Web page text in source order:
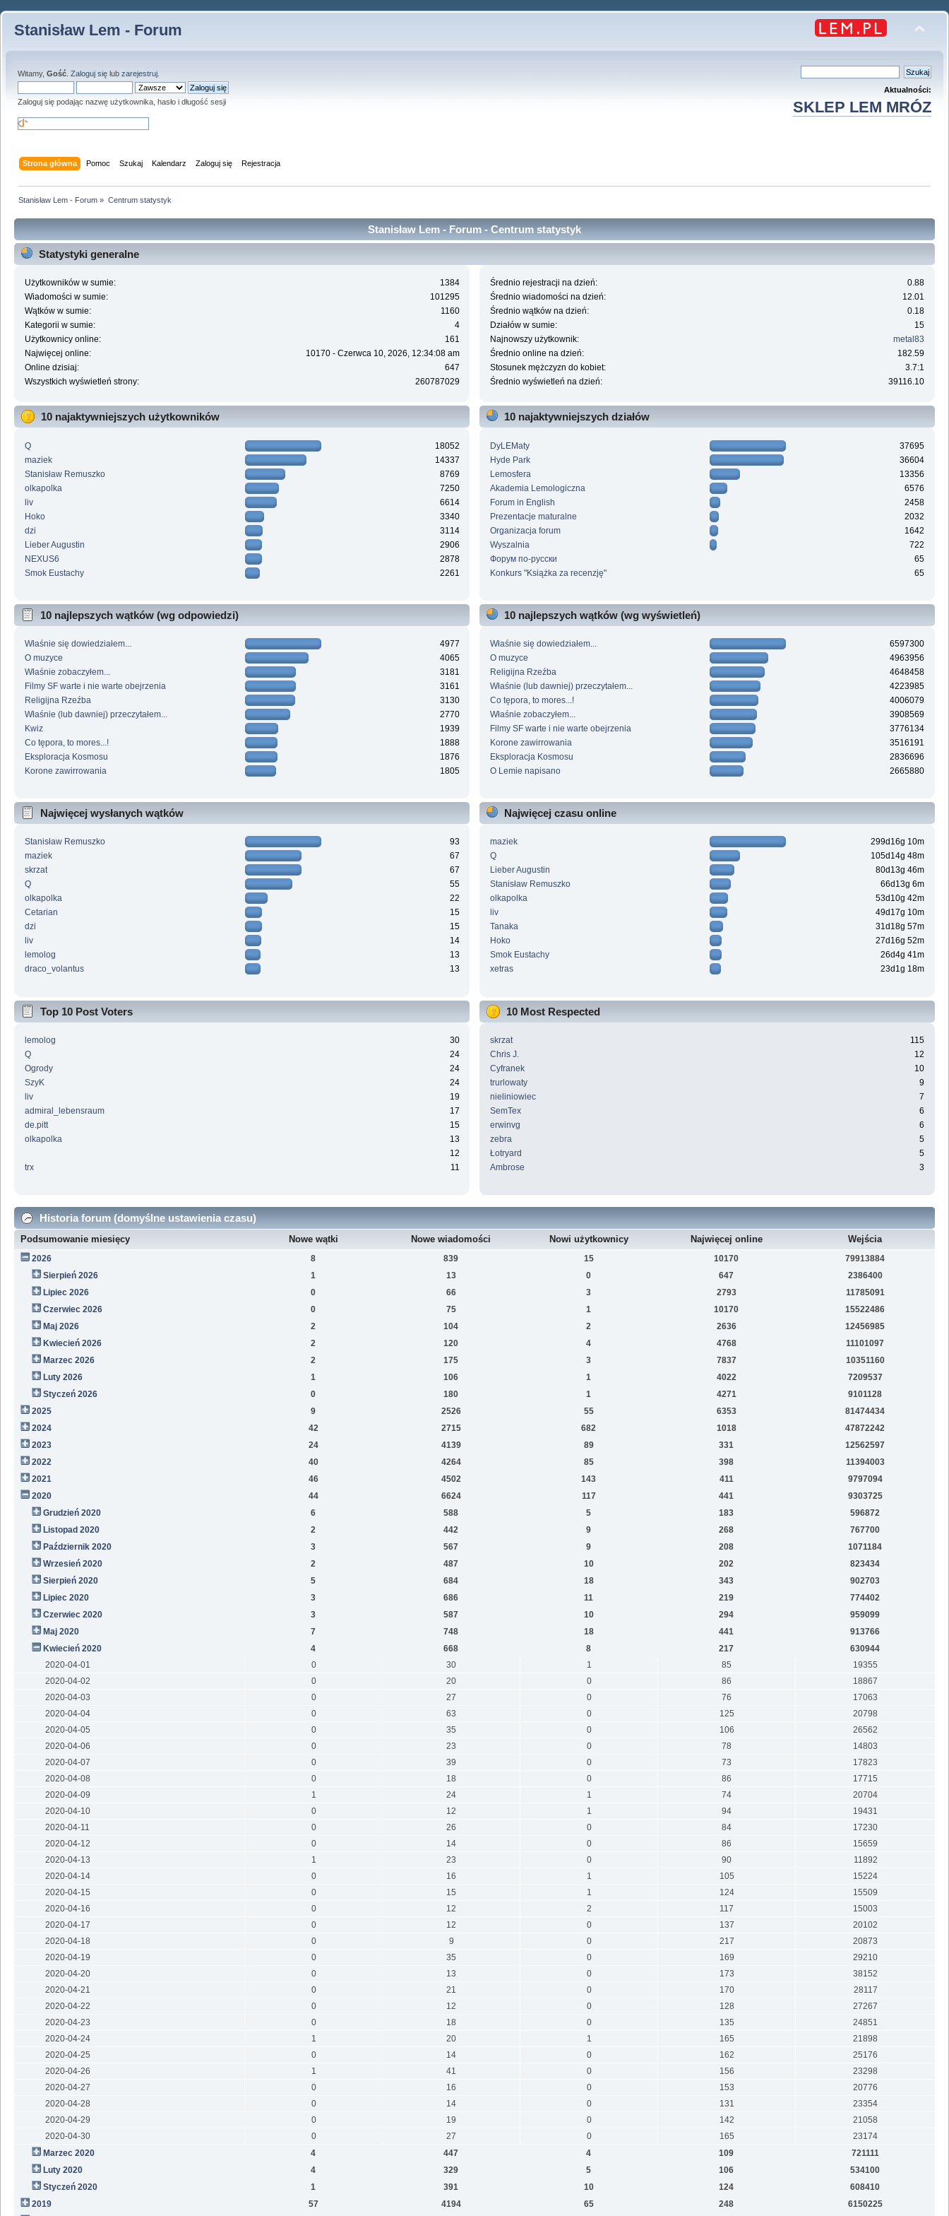
Stanisław Lem - Forum
Witamy, Gość Zaloguj się lub zarejestruj
Zaloguj się podając nazwę użytkownika, hasło i długość sesji
Aktualności:
SKLEP LEM MRÓZ
Strona główna Pomoc Szukaj Kalendarz Zaloguj się Rejestracja
Stanisław Lem - Forum » Centrum statystyk
Stanisław Lem - Forum - Centrum statystyk
Statystyki generalne
Użytkowników w sumie:
1384
Wiadomości w sumie:
101295
Wątków w sumie:
1160
Kategorii w sumie:
4
Użytkownicy online:
161
Najwięcej online:
10170 - Czerwca 10, 2026, 12:34:08 am
Online dzisiaj:
647
Wszystkich wyświetleń strony:
260787029
Średnio rejestracji na dzień:
0.88
Średnio wiadomości na dzień:
12.01
Średnio wątków na dzień:
0.18
Działów w sumie:
15
Najnowszy użytkownik:
metal83
Średnio online na dzień:
182.59
Stosunek mężczyzn do kobiet:
3.7:1
Średnio wyświetleń na dzień:
39116.10
10 najaktywniejszych użytkowników
Q
18052
maziek
14337
Stanisław Remuszko
8769
olkapolka
7250
liv
6614
Hoko
3340
dzi
3114
Lieber Augustin
2906
NEXUS6
2878
Smok Eustachy
2261
10 najaktywniejszych działów
DyLEMaty
37695
Hyde Park
36604
Lemosfera
13356
Akademia Lemologiczna
6576
Forum in English
2458
Prezentacje maturalne
2032
Organizacja forum
1642
Wyszalnia
722
Форум по-русски
65
Konkurs "Książka za recenzję"
65
10 najlepszych wątków (wg odpowiedzi)
Właśnie się dowiedziałem...
4977
O muzyce
4065
Właśnie zobaczyłem...
3181
Filmy SF warte i nie warte obejrzenia
3161
Religijna Rzeźba
3130
Właśnie (lub dawniej) przeczytałem...
2770
Kwiz
1939
Co tępora, to mores...!
1888
Eksploracja Kosmosu
1876
Korone zawirrowania
1805
10 najlepszych wątków (wg wyświetleń)
Właśnie się dowiedziałem...
6597300
O muzyce
4963956
Religijna Rzeźba
4648458
Właśnie (lub dawniej) przeczytałem...
4223985
Co tępora, to mores...!
4006079
Właśnie zobaczyłem...
3908569
Filmy SF warte i nie warte obejrzenia
3776134
Korone zawirrowania
3516191
Eksploracja Kosmosu
2836696
O Lemie napisano
2665880
Najwięcej wysłanych wątków
Stanisław Remuszko
93
maziek
67
skrzat
67
Q
55
olkapolka
22
Cetarian
15
dzi
15
liv
14
lemolog
13
draco_volantus
13
Najwięcej czasu online
maziek
299d16g 10m
Q
105d14g 48m
Lieber Augustin
80d13g 46m
Stanisław Remuszko
66d13g 6m
olkapolka
53d10g 42m
liv
49d17g 10m
Tanaka
31d18g 57m
Hoko
27d16g 52m
Smok Eustachy
26d4g 41m
xetras
23d1g 18m
Top 10 Post Voters
lemolog
30
Q
24
Ogrody
24
SzyK
24
liv
19
admiral_lebensraum
17
de.pitt
15
olkapolka
13
12
trx
11
10 Most Respected
skrzat
115
Chris J.
12
Cyfranek
10
trurlowaty
9
nieliniowiec
7
SemTex
6
erwinvg
6
zebra
5
Łotryard
5
Ambrose
3
Historia forum (domyślne ustawienia czasu)
Podsumowanie miesięcy Nowe wątki Nowe wiadomości Nowi użytkownicy Najwięcej online Wejścia
2026 8 839 15 10170
79913884
Sierpień 2026
1 13 0 647
2386400
Lipiec 2026
0 66 3 2793
11785091
Czerwiec 2026
0 75 1 10170
15522486
Maj 2026
2 104 2 2636
12456985
Kwiecień 2026
2 120 4 4768
11101097
Marzec 2026
2 175 3 7837
10351160
Luty 2026
1 106 1 4022
7209537
Styczeń 2026
0 180 1 4271
9101128
2025
9 2526 55 6353
81474434
2024
42 2715 682 1018
47872242
2023
24 4139 89 331
12562597
2022
40 4264 85 398
11394003
2021
46 4502 143 411
9797094
2020
44 6624 117 441
9303725
Grudzień 2020
6 588 5 183
596872
Listopad 2020
2 442 9 268
767700
Październik 2020
3 567 9 208
1071184
Wrzesień 2020
2 487 10 202
823434
Sierpień 2020
5 684 18 343
902703
Lipiec 2020
3 686 11 219
774402
Czerwiec 2020
3 587 10 294
959099
Maj 2020
7 748 18 441
913766
Kwiecień 2020
4 668 8 217
630944
2020-04-01
0 30 1 85
19355
2020-04-02
0 20 0 86
18867
2020-04-03
0 27 0 76
17063
2020-04-04
0 63 0 125
20798
2020-04-05
0 35 0 106
26562
2020-04-06
0 23 0 78
14803
2020-04-07
0 39 0 73
17823
2020-04-08
0 18 0 86
17715
2020-04-09
1 24 1 74
20704
2020-04-10
0 12 1 94
19431
2020-04-11
0 26 0 84
17230
2020-04-12
0 14 0 86
15659
2020-04-13
1 23 0 90
11892
2020-04-14
0 16 1 105
15224
2020-04-15
0 15 1 124
15509
2020-04-16
0 12 2 117
15003
2020-04-17
0 12 0 137
20102
2020-04-18
0 9 0 217
20873
2020-04-19
0 35 0 169
29210
2020-04-20
0 13 0 173
38152
2020-04-21
0 21 0 170
28117
2020-04-22
0 12 0 128
27267
2020-04-23
0 18 0 135
24851
2020-04-24
1 20 1 165
21898
2020-04-25
0 14 0 162
25176
2020-04-26
1 41 0 156
23298
2020-04-27
0 16 0 153
20776
2020-04-28
0 14 0 131
23354
2020-04-29
0 19 0 142
21058
2020-04-30
0 27 0 165
23174
Marzec 2020
4 447 4 109
721111
Luty 2020
4 329 5 106
534100
Styczeń 2020
1 391 10 124
608410
2019
57 4194 65 248 6150225